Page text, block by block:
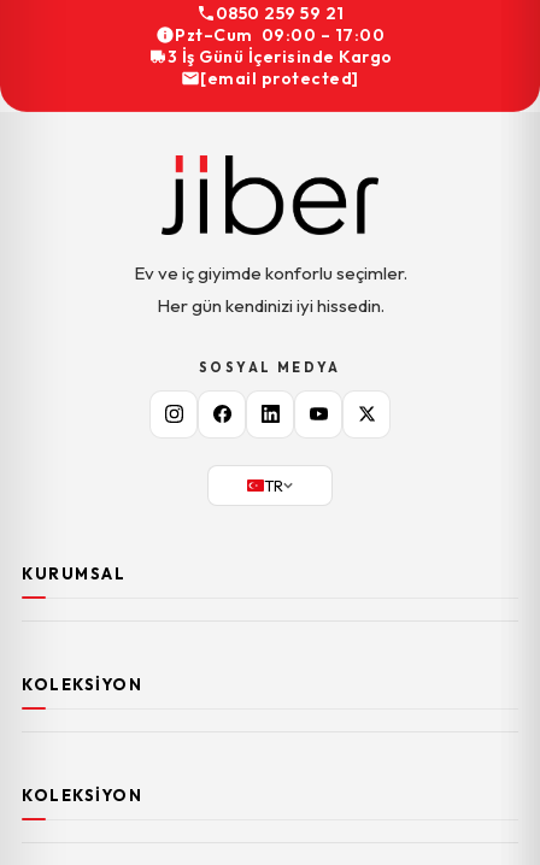
0850 259 59 21
Pzt–Cum 09:00 – 17:00
3 İş Günü İçerisinde Kargo
[email protected]
Ev ve iç giyimde konforlu seçimler.
Her gün kendinizi iyi hissedin.
SOSYAL MEDYA
TR
KURUMSAL
KOLEKSIYON
KOLEKSIYON